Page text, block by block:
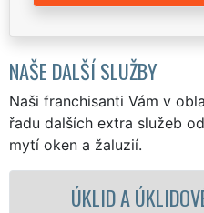
NAŠE DALŠÍ SLUŽBY
Naši franchisanti Vám v
řadu dalších extra služeb
mytí oken a žaluzií.
A ÚKLIDOVÉ SLUŽBY